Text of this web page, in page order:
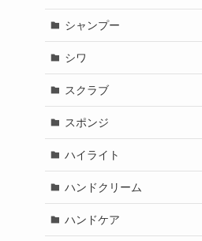
シャンプー
シワ
スクラブ
スポンジ
ハイライト
ハンドクリーム
ハンドケア